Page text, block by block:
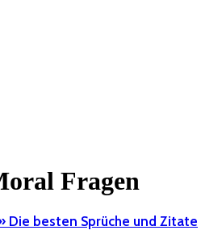
Fragen
Die besten Sprüche und Zitate